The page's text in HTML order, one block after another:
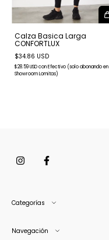
Calza Basica Larga
CONFORTLUX
$34.86 USD
$28.59 USDconEfectivo (solo abonando en
Showroom Lomitas)
Categorías
Navegación